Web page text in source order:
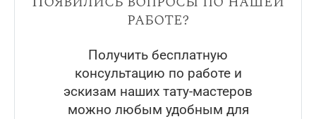
работе?
Получить бесплатную
консультацию по работе и
эскизам наших тату-мастеров
можно любым удобным для